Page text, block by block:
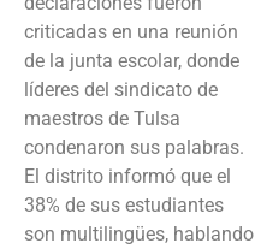
criticadas en una reunión
de la junta escolar, donde
líderes del sindicato de
maestros de Tulsa
condenaron sus palabras.
El distrito informó que el
38% de sus estudiantes
son multilingües, hablando